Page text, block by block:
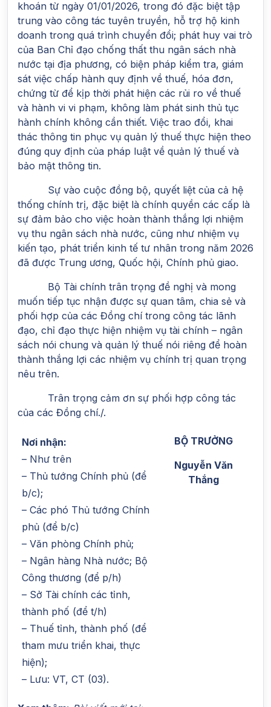
khoán từ ngày 01/01/2026, trong đó đặc biệt tập
trung vào công tác tuyên truyền, hỗ trợ hộ kinh
doanh trong quá trình chuyển đổi; phát huy vai trò
của Ban Chỉ đạo chống thất thu ngân sách nhà
nước tại địa phương, có biện pháp kiểm tra, giám
sát việc chấp hành quy định về thuế, hóa đơn,
chứng từ để kịp thời phát hiện các rủi ro về thuế
và hành vi vi phạm, không làm phát sinh thủ tục
hành chính không cần thiết. Việc trao đổi, khai
thác thông tin phục vụ quản lý thuế thực hiện theo
đúng quy định của pháp luật về quản lý thuế và
bảo mật thông tin.
Sự vào cuộc đồng bộ, quyết liệt của cả hệ
thống chính trị, đặc biệt là chính quyền các cấp là
sự đảm bảo cho việc hoàn thành thắng lợi nhiệm
vụ thu ngân sách nhà nước, cũng như nhiệm vụ
kiến tạo, phát triển kinh tế tư nhân trong năm 2026
đã được Trung ương, Quốc hội, Chính phủ giao.
Bộ Tài chính trân trọng đề nghị và mong
muốn tiếp tục nhận được sự quan tâm, chia sẻ và
phối hợp của các Đồng chí trong công tác lãnh
đạo, chỉ đạo thực hiện nhiệm vụ tài chính – ngân
sách nói chung và quản lý thuế nói riêng để hoàn
thành thắng lợi các nhiệm vụ chính trị quan trọng
nêu trên.
Trân trọng cảm ơn sự phối hợp công tác
của các Đồng chí./.
Nơi nhận:
– Như trên
– Thủ tướng Chính phủ (để
b/c);
– Các phó Thủ tướng Chính
phủ (để b/c)
– Văn phòng Chính phủ;
– Ngân hàng Nhà nước; Bộ
Công thương (để p/h)
– Sở Tài chính các tỉnh,
thành phố (để t/h)
– Thuế tỉnh, thành phố (để
tham mưu triển khai, thực
hiện);
– Lưu: VT, CT (03).
BỘ TRƯỞNG
Nguyễn Văn
Thắng